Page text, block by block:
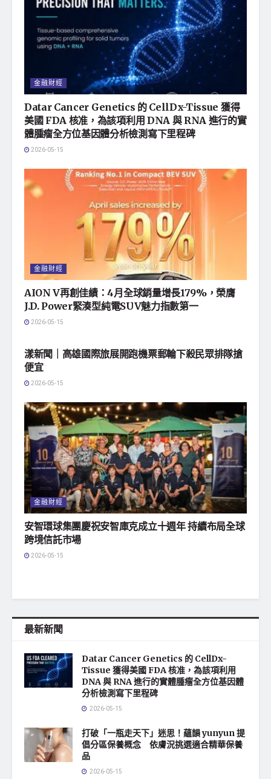
金融財經
Datar Cancer Genetics 的 CellDx-Tissue 獲得
美國 FDA 核准，為該項利用 DNA 與 RNA 進行的實
體腫瘤全方位基因體分析檢測寫下里程碑
2026-05-15
金融財經
AION V再創佳績：4月全球銷量增長179%，榮膺
J.D. Power緊湊型純電SUV魅力指數第一
2026-05-15
漾新聞｜高雄國際旅展開跑機票郵輪下殺民眾排隊搶
便宜
2026-05-15
金融財經
安智環球集團慶祝安智庫克成立十週年 持續布局全球
跨境信託市場
2026-05-15
最新新聞
Datar Cancer Genetics 的 CellDx-
Tissue 獲得美國 FDA 核准，為該項利用
DNA 與 RNA 進行的實體腫瘤全方位基因體
分析檢測寫下里程碑
2026-05-15
打破「一瓶走天下」迷思！蘊韻 yunyun 提
倡分區保養概念 依膚況挑選適合精華保養
品
2026-05-15